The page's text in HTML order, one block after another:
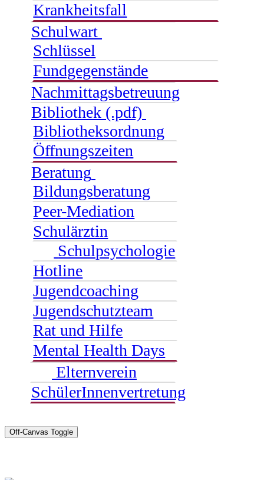
Krankheitsfall
Schulwart
Schlüssel
Fundgegenstände
Nachmittagsbetreuung
Bibliothek (.pdf)
Bibliotheksordnung
Öffnungszeiten
Beratung
Bildungsberatung
Peer-Mediation
Schulärztin
Schulpsychologie
Hotline
Jugendcoaching
Jugendschutzteam
Rat und Hilfe
Mental Health Days
Elternverein
SchülerInnenvertretung
Off-Canvas Toggle